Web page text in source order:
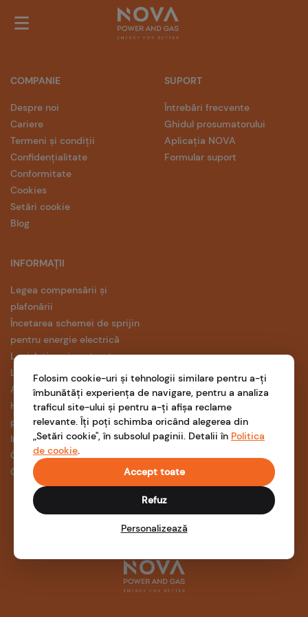
COMPANIE
Despre noi
Cariere
Termeni și condiții
Confidențialitate
Conformitate
Cookies
Setări cookie
Blog
INFORMAȚII
Legea compensării și
plafonării
Încetarea schemei de sprijin
pentru energie electrică
Legislative și contracte
Liberalizare piață energie
Anunț acord mediu
Harta întreruperilor
programate
Informații ANRE
Certificări ISO
Comparator ANRE
SUPORT
Întrebări frecvente
Ghidul prosumatorului
Aplicația NOVA
Formular suport
Folosim cookie-uri și tehnologii similare pentru a-ți
îmbunătăți experiența de navigare, pentru a analiza
traficul site-ului și pentru a-ți afișa reclame
relevante. Îți poți schimba oricând alegerea din
„Setări cookie", în subsolul paginii. Detalii în Politica
de cookie.
Accept toate
Refuz
Personalizează